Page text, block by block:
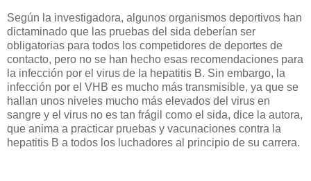
Según la investigadora, algunos organismos deportivos han
dictaminado que las pruebas del sida deberían ser
obligatorias para todos los competidores de deportes de
contacto, pero no se han hecho esas recomendaciones para
la infección por el virus de la hepatitis B. Sin embargo, la
infección por el VHB es mucho más transmisible, ya que se
hallan unos niveles mucho más elevados del virus en
sangre y el virus no es tan frágil como el sida, dice la autora,
que anima a practicar pruebas y vacunaciones contra la
hepatitis B a todos los luchadores al principio de su carrera.